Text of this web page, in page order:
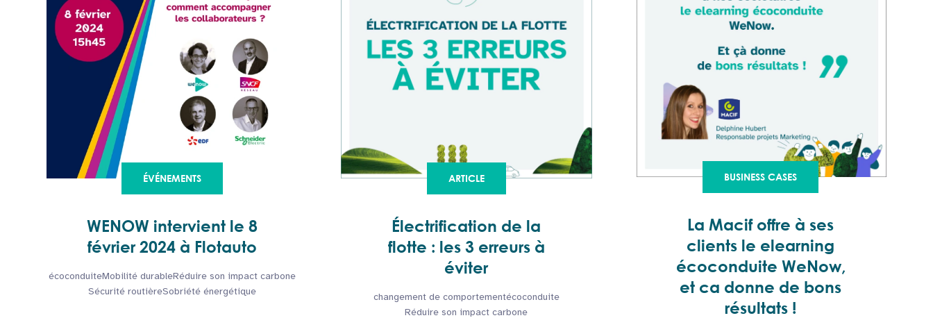
ÉVÉNEMENTS
WENOW intervient le 8
février 2024 à Flotauto
écoconduiteMobilité durableRéduire son impact carbone
Sécurité routièreSobriété énergétique
ARTICLE
Électrification de la
flotte : les 3 erreurs à
éviter
changement de comportementécoconduite
Réduire son impact carbone
BUSINESS CASES
La Macif offre à ses
clients le elearning
écoconduite WeNow,
et ca donne de bons
résultats !